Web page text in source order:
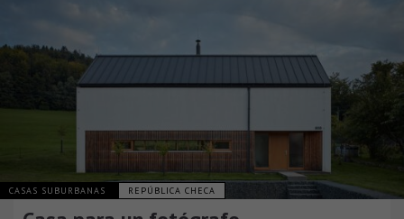
CASAS SUBURBANAS REPÚBLICA CHECA